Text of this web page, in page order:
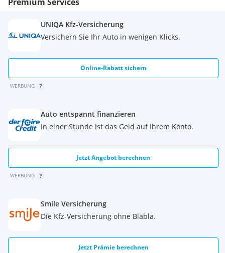
Audi Garantie 5 Jahre 100.000 KM
Audi sound system
Geschwindigkeitsregelanlage
Infotainmentpaket Connectivity
Kindersitzbefestigung ISOFIX
Komfortklimaautomatik
Komfortpaket
Komfortschlüssel
Privacy Verglasung
Technologiepaket
UNIQA Kfz-Versicherung
Versichern Sie Ihr Auto in wenigen Klicks.
Online-Rabatt sichern
WERBUNG
Auto entspannt finanzieren
In einer Stunde ist das Geld auf Ihrem Konto.
Jetzt Angebot berechnen
WERBUNG
Smile Versicherung
Die Kfz-Versicherung ohne Blabla.
Jetzt Prämie berechnen